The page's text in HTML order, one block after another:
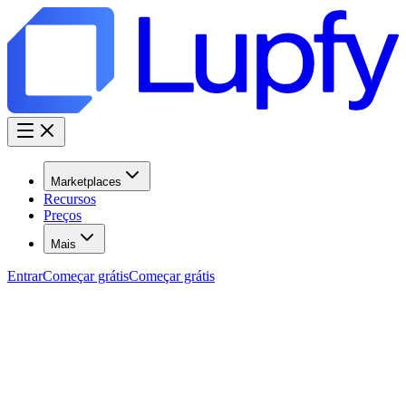
Marketplaces
Recursos
Preços
Mais
EntrarComeçar grátisComeçar grátis